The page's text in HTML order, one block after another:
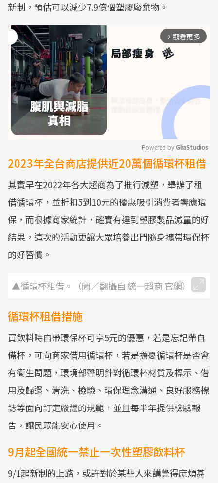
新制，預估可以減少7.9億個塑膠廢棄物。
arrow_forward_ios 觀看更多
Mute
Powered by GliaStudios
2023年全台商店提供近20萬個循環杯租借
其實早在2022年各大超商為了推行減塑，舉辦了租
借循環杯，並折扣5到10元的優惠吸引消費者響應環
保，而根據商家統計，確實有達到塑膠製品減量的好
結果，這次的活動更讓大眾培養出門隨身攜帶環保杯
的好習慣。
▲循環杯租借。（圖／翻攝自 統一超商 官網）
循環杯租借措施
買飲料時自帶環保杯可享5元的優惠，若是忘記帶自
備杯，可向商家借用循環杯，若是擔憂循環杯是否會
有衛生問題，環境部聲明針對循環杯材質及標示、借
用及歸還、清洗、檢驗、環保理念溝通、良好服務標
誌等面向訂定嚴謹的規範，並且每半年提供檢驗報
告，讓民眾能安心使用。
9月起全國統一禁止一次性塑膠飲料杯
9/1起新制的上路，或許對於某些人來講覺得麻煩甚